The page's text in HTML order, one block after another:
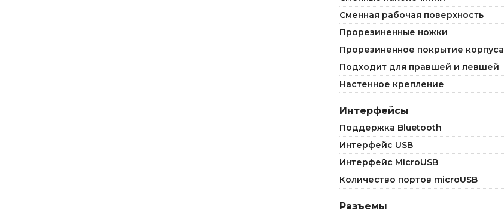
Сменная рабочая поверхность
Прорезиненные ножки
Прорезиненное покрытие корпуса
Подходит для правшей и левшей
Настенное крепление
Интерфейсы
Поддержка Bluetooth
Интерфейс USB
Интерфейс MicroUSB
Количество портов microUSB
Разъемы